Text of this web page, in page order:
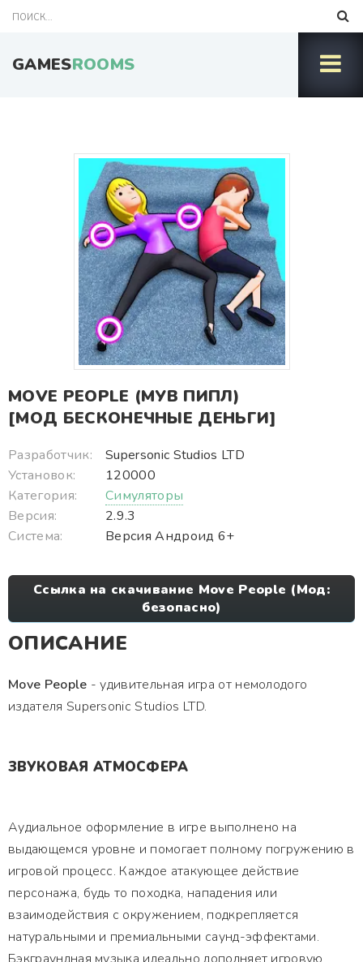
GAMESROOMS
MOVE PEOPLE (МУВ ПИПЛ)
[МОД БЕСКОНЕЧНЫЕ ДЕНЬГИ]
Разработчик:
Supersonic Studios LTD
Установок:
120000
Категория:
Симуляторы
Версия:
2.9.3
Система:
Версия Андроид 6+
Ссылка на скачивание Move People (Мод:
безопасно)
ОПИСАНИЕ
Move People - удивительная игра от немолодого
издателя Supersonic Studios LTD.
ЗВУКОВАЯ АТМОСФЕРА
Аудиальное оформление в игре выполнено на
выдающемся уровне и помогает полному погружению в
игровой процесс. Каждое атакующее действие
персонажа, будь то походка, нападения или
взаимодействия с окружением, подкрепляется
натуральными и премиальными саунд-эффектами.